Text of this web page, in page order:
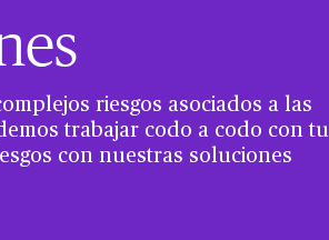
riesgos asociados a las
trabajar codo a codo con tu
con nuestras soluciones